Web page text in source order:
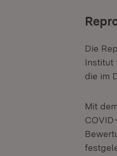
Die
Institut
die im
Mit